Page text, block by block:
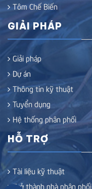
Tôm Chế Biến
GIẢI PHÁP
Giải pháp
Dự án
Thông tin kỹ thuật
Tuyển dụng
Hệ thống phân phối
HỖ TRỢ
Tài liệu kỹ thuật
Trở thành nhà phân phối